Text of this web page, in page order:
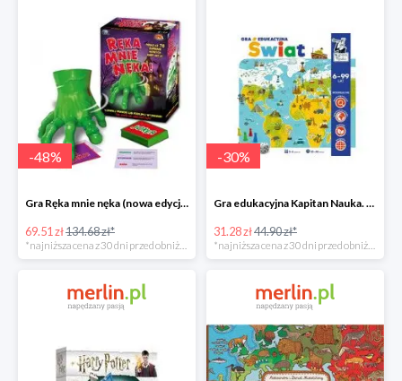
-48%
Gra Ręka mnie nęka (nowa edycja) -49%
69.51 zł134.68 zł*
-30%
Gra edukacyjna Kapitan Nauka. Świat -31%
31.28 zł44.90 zł*